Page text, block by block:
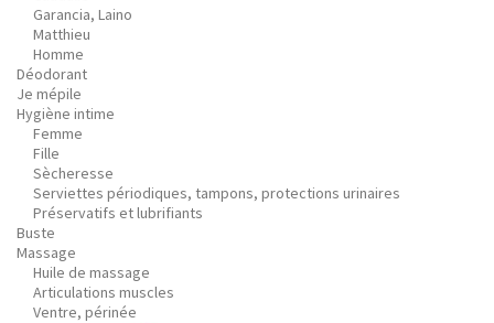
Garancia, Laino
Matthieu
Homme
Déodorant
Je mépile
Hygiène intime
Femme
Fille
Sècheresse
Serviettes périodiques, tampons, protections urinaires
Préservatifs et lubrifiants
Buste
Massage
Huile de massage
Articulations muscles
Ventre, périnée